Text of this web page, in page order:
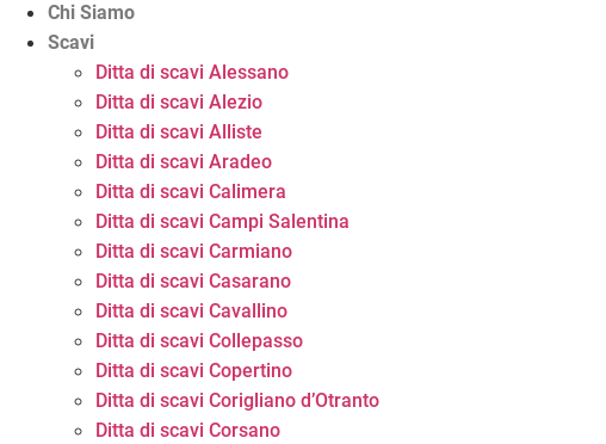
Chi Siamo
Scavi
Ditta di scavi Alessano
Ditta di scavi Alezio
Ditta di scavi Alliste
Ditta di scavi Aradeo
Ditta di scavi Calimera
Ditta di scavi Campi Salentina
Ditta di scavi Carmiano
Ditta di scavi Casarano
Ditta di scavi Cavallino
Ditta di scavi Collepasso
Ditta di scavi Copertino
Ditta di scavi Corigliano d’Otranto
Ditta di scavi Corsano